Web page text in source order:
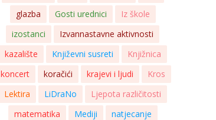
glazba
Gosti urednici
Iz škole
izostanci
Izvannastavne aktivnosti
kazalište
Književni susreti
Knjižnica
koncert
koračići krajevi i ljudi
Kros
Lektira
LiDraNo
Ljepota različitosti
matematika
Mediji
natjecanje